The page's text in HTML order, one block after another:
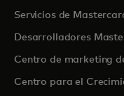
Servicios de
Desarrolladores
Centro de marketing
Centro para el